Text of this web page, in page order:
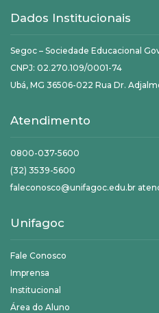
Dados Institucionais
Segoc – Sociedade Educacional
CNPJ: 02.270.109/0001-74
Ubá, MG 36506-022 Rua Dr.
Atendimento
0800-037-5600
(32) 3539-5600
faleconosco@unifagoc.edu.br
Unifagoc
Fale Conosco
Imprensa
Institucional
Área do Aluno